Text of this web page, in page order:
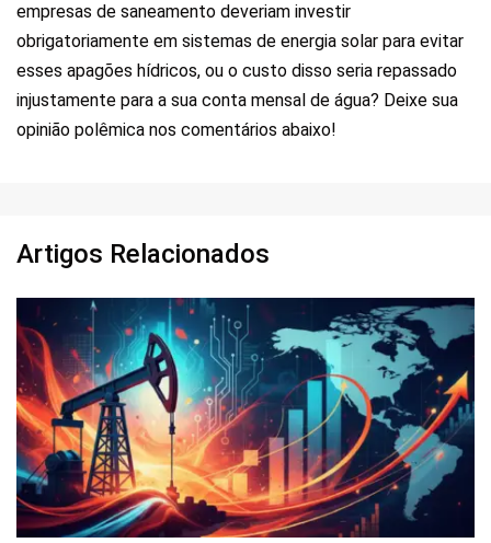
empresas de saneamento deveriam investir
obrigatoriamente em sistemas de energia solar para evitar
esses apagões hídricos, ou o custo disso seria repassado
injustamente para a sua conta mensal de água? Deixe sua
opinião polêmica nos comentários abaixo!
Artigos Relacionados